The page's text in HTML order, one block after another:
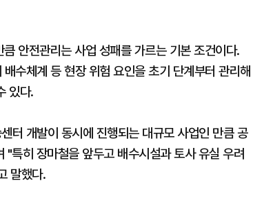
안전관리는 사업 성패를 가르는 기본 조건이다.
수체계 등 현장 위험 요인을 초기 단계부터 관리해
있다.
터 개발이 동시에 진행되는 대규모 사업인 만큼 공
특히 장마철을 앞두고 배수시설과 토사 유실 우려
말했다.